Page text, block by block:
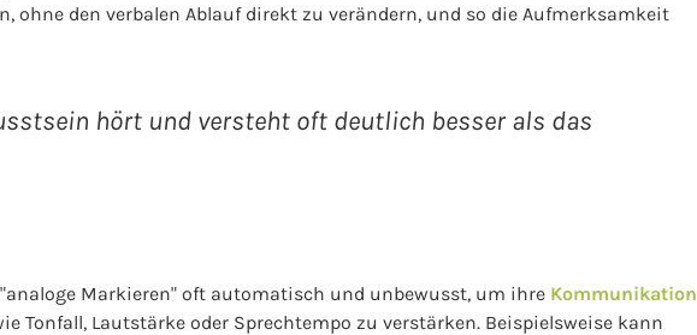
ohne den verbalen Ablauf direkt zu verändern, und so die Aufmerksamkeit
hört und versteht oft deutlich besser als das
Markieren" oft automatisch und unbewusst, um ihre Kommunikation
Tonfall, Lautstärke oder Sprechtempo zu verstärken. Beispielsweise kann